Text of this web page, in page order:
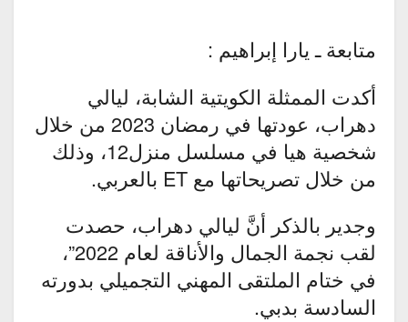
متابعة ـ يارا إبراهيم :
أكدت الممثلة الكويتية الشابة، ليالي
دهراب، عودتها في رمضان 2023 من خلال
شخصية هيا في مسلسل منزل12، وذلك
من خلال تصريحاتها مع ET بالعربي.
وجدير بالذكر أنَّ ليالي دهراب، حصدت
لقب نجمة الجمال والأناقة لعام 2022”،
في ختام الملتقى المهني التجميلي بدورته
السادسة بدبي.